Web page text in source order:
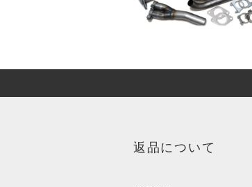
返品について